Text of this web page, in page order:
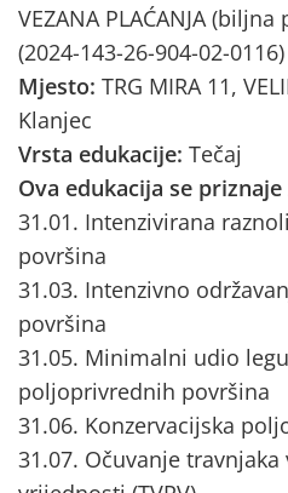
VEZANA PLAĆANJA
(2024-143-26-904-02-0116)
Mjesto: TRG MIRA 11,
Klanjec
Vrsta edukacije: Tečaj
Ova edukacija se priznaje
31.01. Intenzivirana
površina
31.03. Intenzivno
površina
31.05. Minimalni udio
poljoprivrednih površina
31.06. Konzervacijska
31.07. Očuvanje